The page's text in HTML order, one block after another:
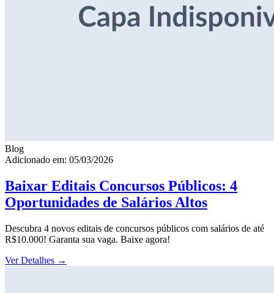
Blog
Adicionado em: 05/03/2026
Baixar Editais Concursos Públicos: 4
Oportunidades de Salários Altos
Descubra 4 novos editais de concursos públicos com salários de até
R$10.000! Garanta sua vaga. Baixe agora!
Ver Detalhes →